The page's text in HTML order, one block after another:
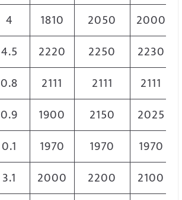
4 1810 2050
2000
4.5 2220 2250
2230
0.8 2111 2111
2111
0.9 1900 2150
2025
0.1 1970 1970
1970
3.1 2000 2200
2100